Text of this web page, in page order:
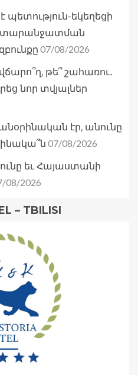
պետություն-եկեղեցի
տարանջատման
07/08/2026
թե՞ շահառու․
նոր տվյալներ
անօրինական էր, անունը
07/08/2026
եւ Հայաստանի
08/2026
– TBILISI